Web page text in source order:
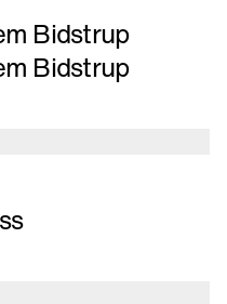
Bidstrup
Bidstrup